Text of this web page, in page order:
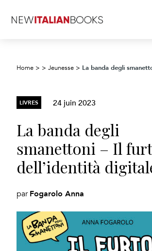
Home > >Jeunesse > La banda degli smanettoni – Il
LIVRES 24 juin 2023
La banda degli
smanettoni – Il
dell’identità
par Fogarolo Anna